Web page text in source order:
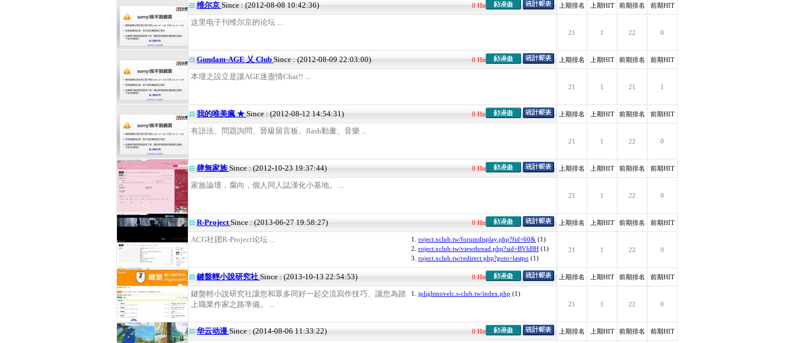
维尔京 Since : (2012-08-08 10:42:36) 0 Hit 上期排名 上期HIT 前期排名 前期HIT
这里电子刊维尔京的论坛 ...
21 1 22 0
Gundam-AGE 乂 Club Since : (2012-08-09 22:03:00) 0 Hit 上期排名 上期HIT 前期排名 前期HIT
本壇之設立是讓AGE迷盡情Chat!! ...
21 1 21 1
我的唯美瘋 ★ Since : (2012-08-12 14:54:31) 0 Hit 上期排名 上期HIT 前期排名 前期HIT
有語法、問題詢問、晉級留言板、flash動畫、音樂 ...
21 1 22 0
肆無家族 Since : (2012-10-23 19:37:44) 0 Hit 上期排名 上期HIT 前期排名 前期HIT
家族論壇，腐向，個人同人誌漢化小基地。 ...
21 1 22 0
R-ProjectSince : (2013-06-27 19:58:27) 0 Hit 上期排名 上期HIT 前期排名 前期HIT
ACG社团R-Project论坛 ... 1. roject.xclub.tw/forumdisplay.php?fid=60& (1)
2. roject.xclub.tw/viewthread.php?sid=BVhBH (1)
3. roject.xclub.tw/redirect.php?goto=lastpo (1)
21 1 22 0
鍵盤輕小說研究社Since : (2013-10-13 22:54:53) 0 Hit 上期排名 上期HIT 前期排名 前期HIT
鍵盤輕小說研究社讓您和眾多同好一起交流寫作技巧、讓您為踏
上職業作家之路準備。 ...
1. jplightnovelc.s-club.tw/index.php (1)
21
1 22 0
华云动漫 Since : (2014-08-06 11:33:22) 0 Hit 上期排名 上期HIT 前期排名 前期HIT